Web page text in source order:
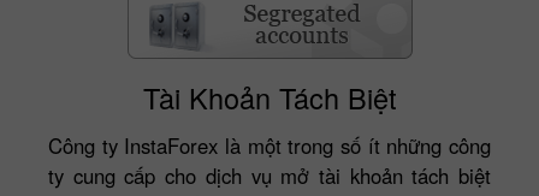
Tài Khoản Tách Biệt
Công ty InstaForex là một trong số ít những công
ty cung cấp cho dịch vụ mở tài khoản tách biệt